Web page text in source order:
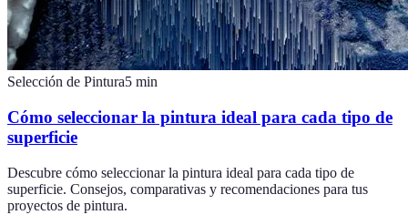
Selección de Pintura5 min
Cómo seleccionar la pintura ideal para cada tipo de
superficie
Descubre cómo seleccionar la pintura ideal para cada tipo de
superficie. Consejos, comparativas y recomendaciones para tus
proyectos de pintura.